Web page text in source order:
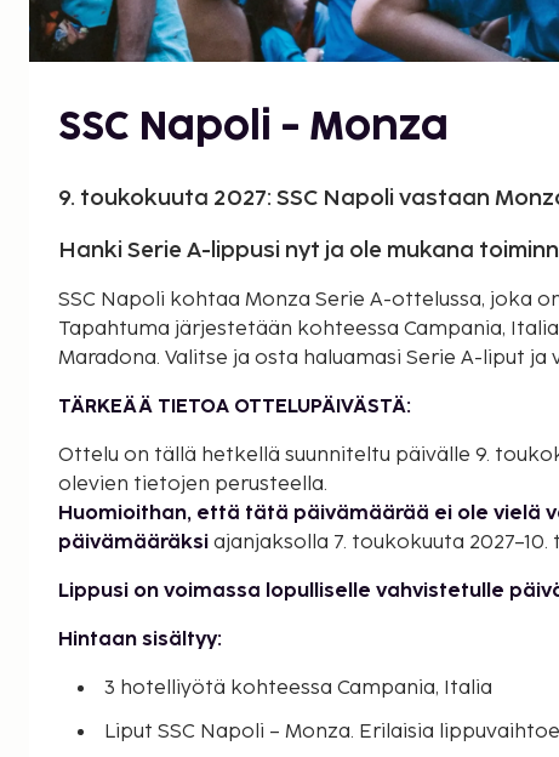
SSC Napoli - Monza
9. toukokuuta 2027: SSC Napoli vastaan
Hanki Serie A-lippusi nyt ja ole mukana
SSC Napoli kohtaa Monza Serie A-ottelussa, joka
Tapahtuma järjestetään kohteessa Campania,
Maradona. Valitse ja osta haluamasi Serie A-liput ja
TÄRKEÄÄ TIETOA OTTELUPÄIVÄSTÄ:
Ottelu on tällä hetkellä suunniteltu päivälle 9.
olevien tietojen perusteella.
Huomioithan, että tätä päivämäärää ei ole vielä
päivämääräksi ajanjaksolla 7. toukokuuta 2027–10.
Lippusi on voimassa lopulliselle vahvistetulle
Hintaan sisältyy:
3 hotelliyötä kohteessa Campania, Italia
Liput SSC Napoli – Monza. Erilaisia